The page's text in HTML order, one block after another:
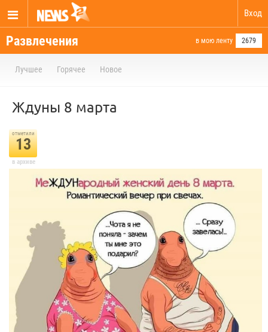
Вход
Развлечения в мою ленту 2679
Лучшее Горячее Новое
Ждуны 8 марта
отметили
13
в архиве